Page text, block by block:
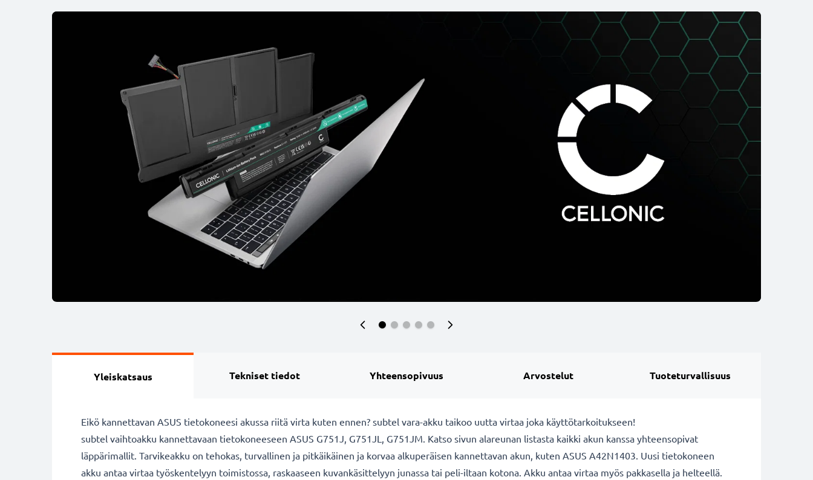
Yleiskatsaus Tekniset tiedot Yhteensopivuus Arvostelut Tuoteturvallisuus
Eikö kannettavan ASUS tietokoneesi akussa riitä virta kuten ennen? subtel vara-akku taikoo uutta virtaa joka käyttötarkoitukseen!
subtel vaihtoakku kannettavaan tietokoneeseen ASUS G751J, G751JL, G751JM. Katso sivun alareunan listasta kaikki akun kanssa yhteensopivat
läppärimallit. Tarvikeakku on tehokas, turvallinen ja pitkäikäinen ja korvaa alkuperäisen kannettavan akun, kuten ASUS A42N1403. Uusi tietokoneen
akku antaa virtaa työskentelyyn toimistossa, raskaaseen kuvankäsittelyyn junassa tai peli-iltaan kotona. Akku antaa virtaa myös pakkasella ja helteellä.